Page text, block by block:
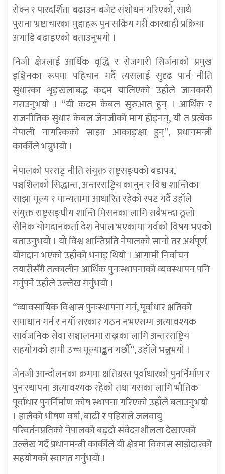
रोक्न र पारदर्शिता बढाउन बजेट संशोधन गरिएको, साथै
पुराना भ्रष्टाचारका मुद्दाहरू पुनःसक्रिय गरी कारबाही प्रक्रिया
अगाडि बढाइएको बताउनुभयो ।
निजी क्षेत्रलाई आर्थिक वृद्धि र रोजगारी सिर्जनाको प्रमुख
इञ्जिनका रूपमा पहिचान गर्दै त्यसलाई सुदृढ पार्न नीति
सुधारका शृङ्खलाबद्ध कदम चालिएको उहाँले जानकारी
गराउनुभयो । “यी कदम केबल सुरुआत हुन् । आर्थिक र
राजनीतिक सुधार केबल जेनजीको माग होइनन्, यी त प्रत्येक
नेपाली नागरिकको साझा आकाङ्क्षा हुन्”, प्रधानमन्त्री
कार्कीले भन्नुभयो ।
नेपालको परराष्ट्र नीति संयुक्त राष्ट्रसङ्घको बडापत्र,
पञ्चशिलको सिद्धान्त, अन्तरराष्ट्रिय कानुन र विश्व शान्तिका
साझा मूल्य र मान्यतामा आधारित रहेको स्पष्ट गर्दै उहाँले
संयुक्त राष्ट्रसङ्घीय शान्ति मिसनका लागि सबैभन्दा ठूलो
सैनिक योगदानकर्ता देश नेपाल भएकामा गर्वको विषय भएको
बताउनुभयो । यो विश्व शान्तिप्रति नेपालको सानो तर अर्थपूर्ण
योगदान भएको उहाँको भनाइ थियो । आगामी निर्वाचन
तयारीसँगै तत्कालीन आर्थिक पुनःस्थापनाको व्यवस्थापन पनि
गर्नुपर्ने उहाँले उल्लेख गर्नुभयो ।
“व्यावसायिक विश्वास पुनःस्थापना गर्न, पूर्वाधार क्षतिको
समाधान गर्न र नयाँ सरकार गठन नभएसम्म अत्यावश्यक
सार्वजनिक सेवा सञ्चालनमा राख्नका लागि अन्तरराष्ट्रिय
सहयोगको हामी उच्च मूल्याङ्कन गर्छौं”, उहाँले भन्नुभयो ।
जेनजी आन्दोलनका क्रममा क्षतिग्रस्त पूर्वाधारको पुनर्निर्माण र
पुनःस्थापना अत्यावश्यक रहेको तथा यसका लागि भौतिक
पूर्वाधार पुनर्निर्माण कोष स्थापना गरिएको उहाँले बताउनुभयो
। हालैको भीषण वर्षा, बाढी र पहिराले जलवायु
परिवर्तनप्रतिको नेपालको बढ्दो संवेदनशीलता देखाएको
उल्लेख गर्दै प्रधानमन्त्री कार्कीले यी क्षेत्रमा विकास साझेदारको
सहयोगको स्वागत गर्नुभयो ।